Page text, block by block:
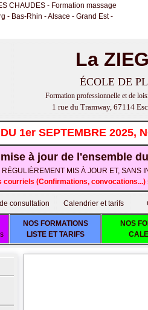
CHAUDES - Formation massage
- Bas-Rhin - Alsace - Grand Est -
La
ÉCOLE DE
Formation professionnelle et de
1 rue du Tramway, 67114
1er SEPTEMBRE 2025,
à jour de l'ensemble
RÉGULIÈREMENT MIS À JOUR ET,
courriels (Confirmations,
consultation Calendrier et tarifs
NOS FORMATIONS
LISTE ET TARIFS
NOS